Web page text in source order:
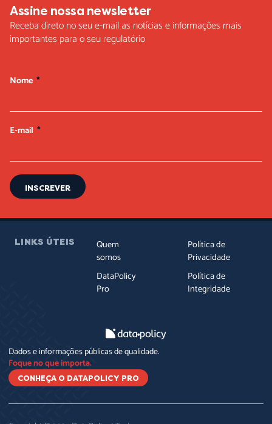
Assine nossa newsletter
Receba direto no seu e-mail as notícias e informações mais
importantes para o seu regulatório
Nome
E-mail
INSCREVER
LINKS ÚTEIS
Quem
somos
DataPolicy
Pro
Política de
Privacidade
Política de
Integridade
Dados e informações públicas de qualidade.
Foque no que importa.
CONHEÇA O DATAPOLICY PRO